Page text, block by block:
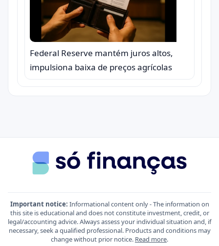
Federal Reserve mantém juros altos,
impulsiona baixa de preços agrícolas
Important notice: Informational content only - The information on
this site is educational and does not constitute investment, credit, or
legal/accounting advice. Always assess your individual situation and, if
necessary, seek a qualified professional. Products and conditions may
change without prior notice. Read more.